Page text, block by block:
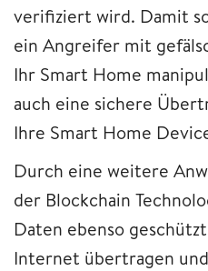
verifiziert wird. Damit
ein Angreifer mit
Ihr Smart Home
auch eine sichere
Ihre Smart Home
Durch eine weitere
der Blockchain
Daten ebenso
Internet übertragen